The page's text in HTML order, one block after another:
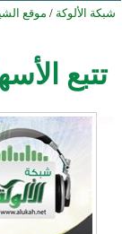
شبكة الألوكة / موقع
تتبع